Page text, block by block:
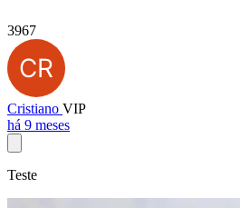
3967
Cristiano VIP
há 9 meses
Teste